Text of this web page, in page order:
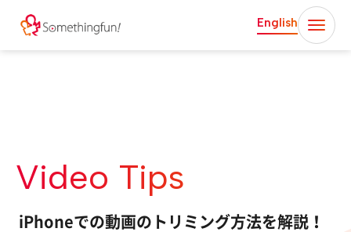
English
Video Tips
iPhoneでの動画のトリミング方法を解説！